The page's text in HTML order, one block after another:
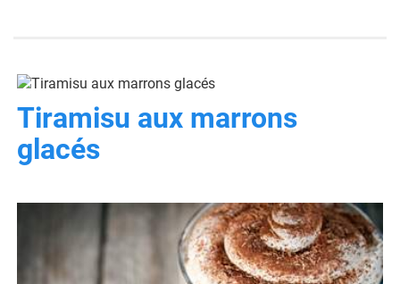
Tiramisu aux marrons
glacés